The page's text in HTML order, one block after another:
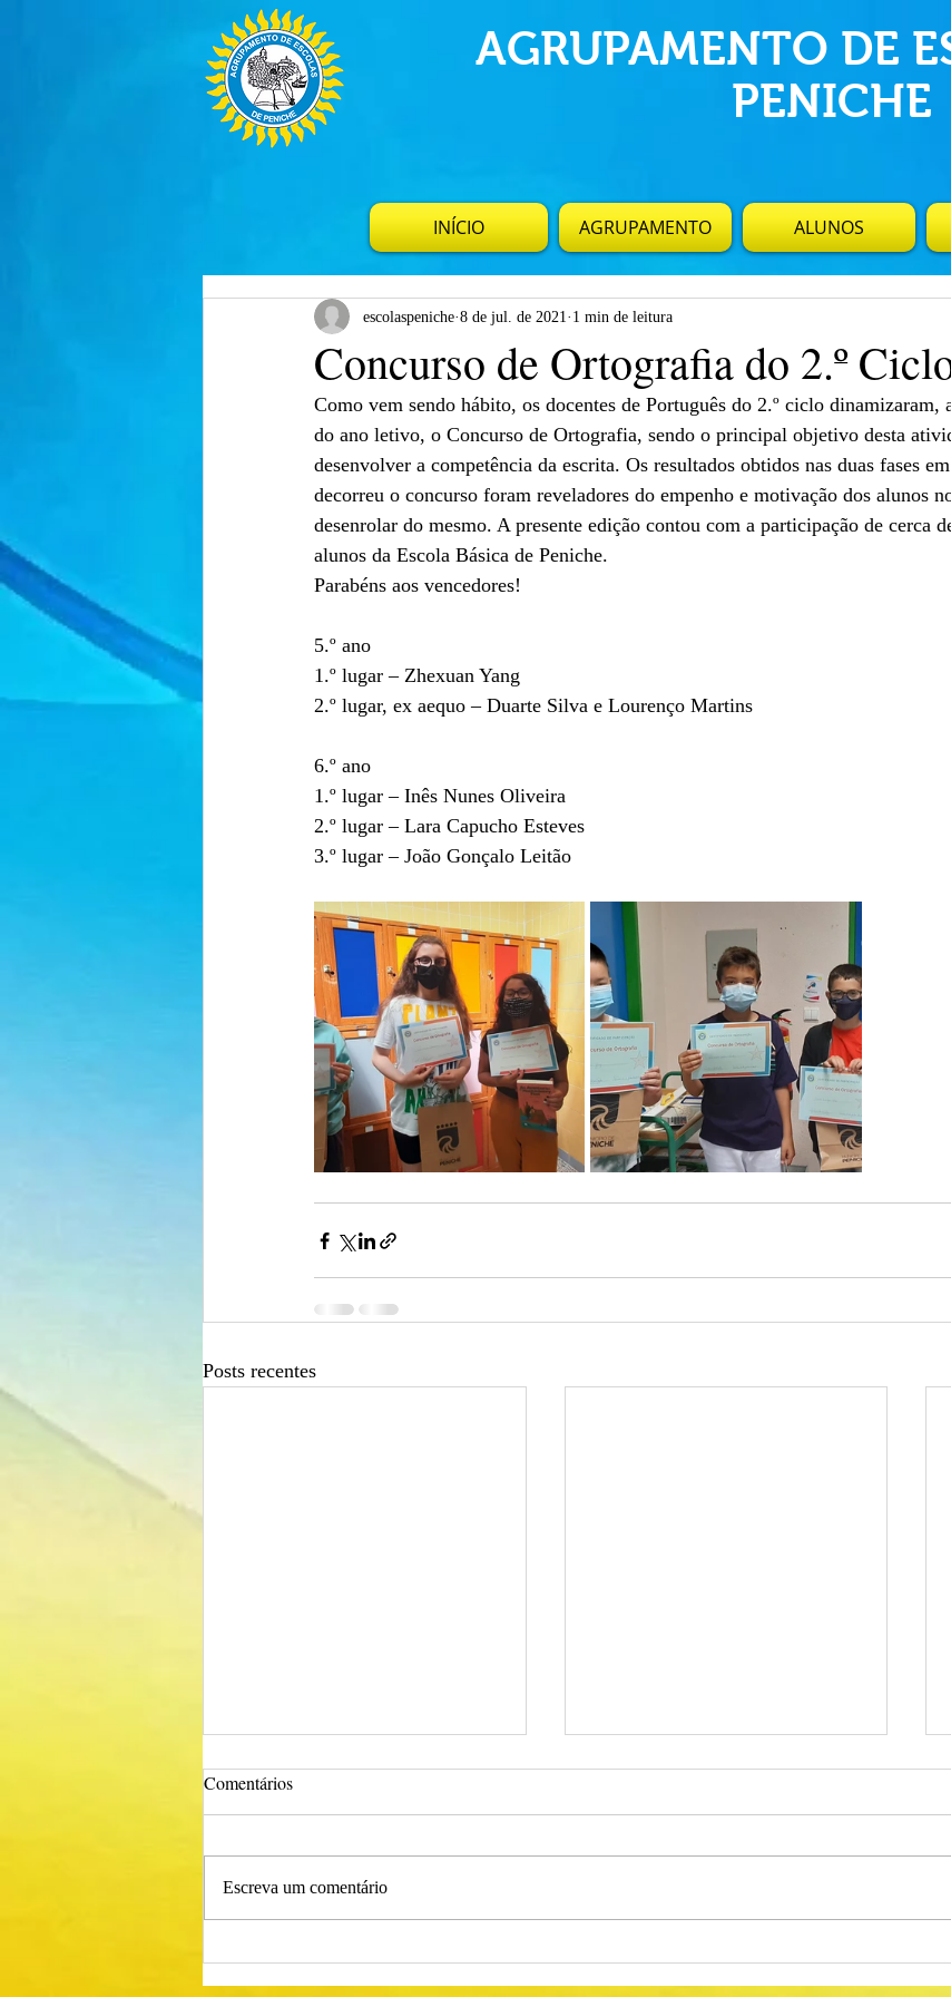
AGRUPAMENTO DE
PENICHE
INÍCIO AGRUPAMENTO ALUNOS
Concurso de Ortografia do 2.º
escolaspeniche 8 de jul. de 2021 1 min de leitura
Como vem sendo hábito, os docentes de Português do 2.º ciclo dinamizaram,
do ano letivo, o Concurso de Ortografia, sendo o principal objetivo desta
desenvolver a competência da escrita. Os resultados obtidos nas duas fases
decorreu o concurso foram reveladores do empenho e motivação dos alunos
desenrolar do mesmo. A presente edição contou com a participação de cerca
alunos da Escola Básica de Peniche.
Parabéns aos vencedores!
5.º ano
1.º lugar – Zhexuan Yang
2.º lugar, ex aequo – Duarte Silva e Lourenço Martins
6.º ano
1.º lugar – Inês Nunes Oliveira
2.º lugar – Lara Capucho Esteves
3.º lugar – João Gonçalo Leitão
Posts recentes
Procedimento Concursal
Comum para Técnico Superior -
Alteração do calendário das
Provas Finais do Ensino Básico
Comentários
Escreva um comentário